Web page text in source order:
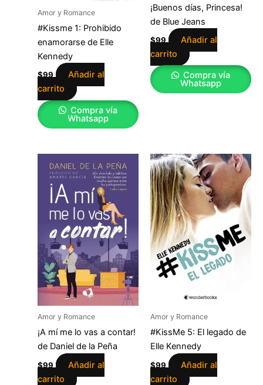
Amor y Romance
#Kissme 1: Prohibido
enamorarse de Elle
Kennedy
$99
Añadir al
carrito
Compra vía
Whatsapp
¡Buenos días, Princesa!
de Blue Jeans
$99
Añadir al
carrito
Compra vía
Whatsapp
Amor y Romance
¡A mí me lo vas a contar!
de Daniel de la Peña
$99
Añadir al
carrito
Amor y Romance
#KissMe 5: El legado de
Elle Kennedy
$99
Añadir al
carrito